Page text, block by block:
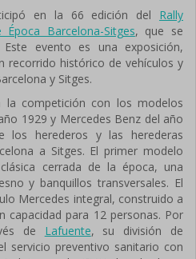
en la 66 edición del Rally
Barcelona-Sitges, que se
evento es una exposición,
recorrido histórico de vehículos y
y Sitges.
la competición con los modelos
1929 y Mercedes Benz del año
los herederos y las herederas
a Sitges. El primer modelo
cerrada de la época, una
y banquillos transversales. El
Mercedes integral, construido a
capacidad para 12 personas. Por
de Lafuente, su división de
servicio preventivo sanitario con